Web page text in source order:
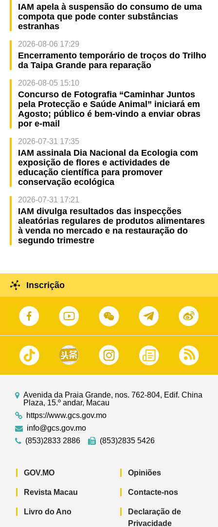
IAM apela à suspensão do consumo de uma
compota que pode conter substâncias
estranhas
2026-08-06 17:29
Encerramento temporário de troços do Trilho
da Taipa Grande para reparação
2026-08-05 15:10
Concurso de Fotografia “Caminhar Juntos
pela Protecção e Saúde Animal” iniciará em
Agosto; público é bem-vindo a enviar obras
por e-mail
2026-07-31 17:35
IAM assinala Dia Nacional da Ecologia com
exposição de flores e actividades de
educação científica para promover
conservação ecológica
2026-07-31 17:21
IAM divulga resultados das inspecções
aleatórias regulares de produtos alimentares
à venda no mercado e na restauração do
segundo trimestre
Inscrição
Avenida da Praia Grande, nos. 762-804, Edif. China
Plaza, 15.º andar, Macau
https://www.gcs.gov.mo
info@gcs.gov.mo
(853)2833 2886
(853)2835 5426
GOV.MO
Revista Macau
Livro do Ano
Opiniões
Contacte-nos
Declaração de
Privacidade